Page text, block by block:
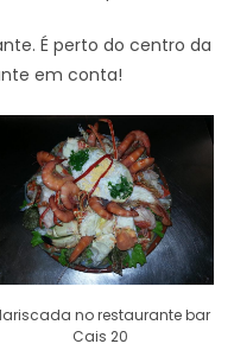
É perto do centro da
em conta!
no restaurante bar
Cais 20